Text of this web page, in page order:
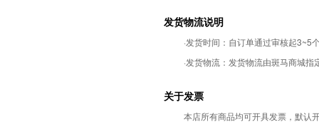
发货物流说明
·发货时间：自订单通过审核起3~5
·发货物流：发货物流由斑马商城指
关于发票
本店所有商品均可开具发票，默认